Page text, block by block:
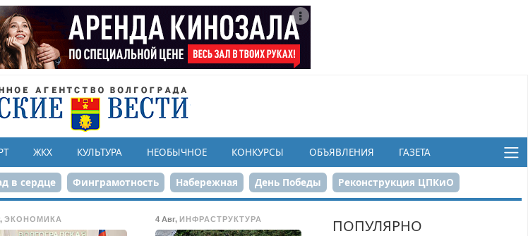
ЖКХ КУЛЬТУРА НЕОБЫЧНОЕ КОНКУРСЫ ОБЪЯВЛЕНИЯ ГАЗЕТА
в сердце Финграмотность Набережная День Победы Реконструкция ЦПКиО
80-летие Победы Парк Героев-летчиков
,ЭКОНОМИКА 4 Авг, ИНФРАСТРУКТУРА ПОПУЛЯРНО